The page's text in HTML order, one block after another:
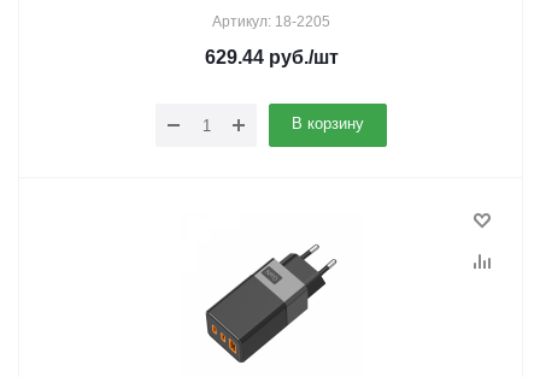
Артикул: 18-2205
629.44руб./шт
В корзину